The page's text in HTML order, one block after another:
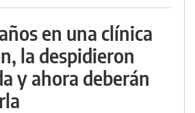
en una clínica
la despidieron
y ahora deberán